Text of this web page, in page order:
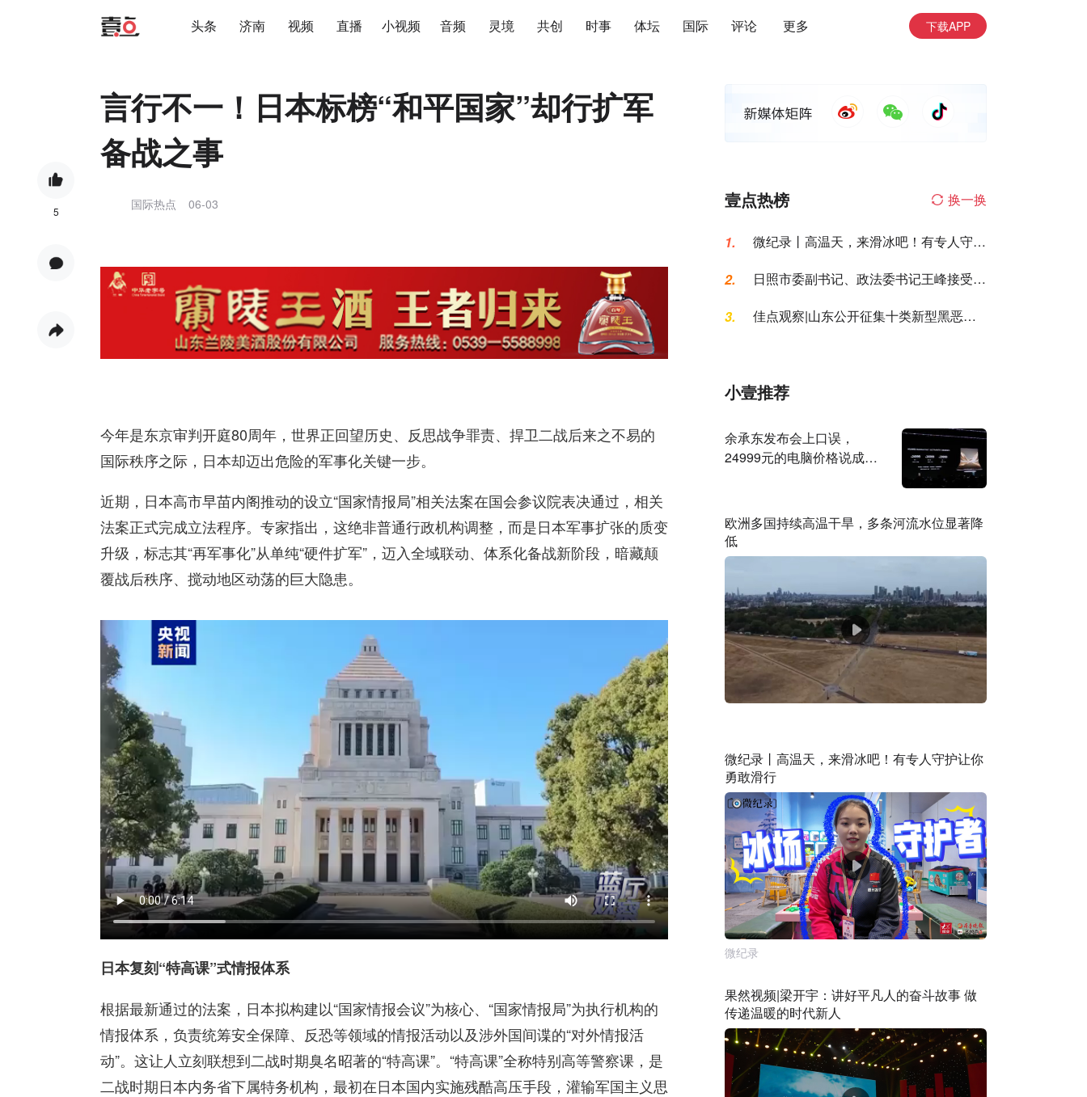
头条 济南 视频 直播 小视频 音频 灵境 共创 时事 体坛 国际 评论 更多 下载APP
5
言行不一！日本标榜“和平国家”却行扩军
备战之事
国际热点 06-03
今年是东京审判开庭80周年，世界正回望历史、反思战争罪责、捍卫二战后来之不易的
国际秩序之际，日本却迈出危险的军事化关键一步。
近期，日本高市早苗内阁推动的设立“国家情报局”相关法案在国会参议院表决通过，相关
法案正式完成立法程序。专家指出，这绝非普通行政机构调整，而是日本军事扩张的质变
升级，标志其“再军事化”从单纯“硬件扩军”，迈入全域联动、体系化备战新阶段，暗藏颠
覆战后秩序、搅动地区动荡的巨大隐患。
日本复刻“特高课”式情报体系
根据最新通过的法案，日本拟构建以“国家情报会议”为核心、“国家情报局”为执行机构的
情报体系，负责统筹安全保障、反恐等领域的情报活动以及涉外国间谍的“对外情报活
动”。这让人立刻联想到二战时期臭名昭著的“特高课”。“特高课”全称特别高等警察课，是
二战时期日本内务省下属特务机构，最初在日本国内实施残酷高压手段，灌输军国主义思
壹点热榜 换一换
1.
微纪录丨高温天，来滑冰吧！有专人守护
2.
日照市委副书记、政法委书记王峰接受纪
3.
佳点观察|山东公开征集十类新型黑恶犯
小壹推荐
余承东发布会上口误，
24999元的电脑价格说成
欧洲多国持续高温干旱，多条河流水位显著降
低
微纪录丨高温天，来滑冰吧！有专人守护让你
勇敢滑行
微纪录
果然视频|梁开宇：讲好平凡人的奋斗故事 做
传递温暖的时代新人